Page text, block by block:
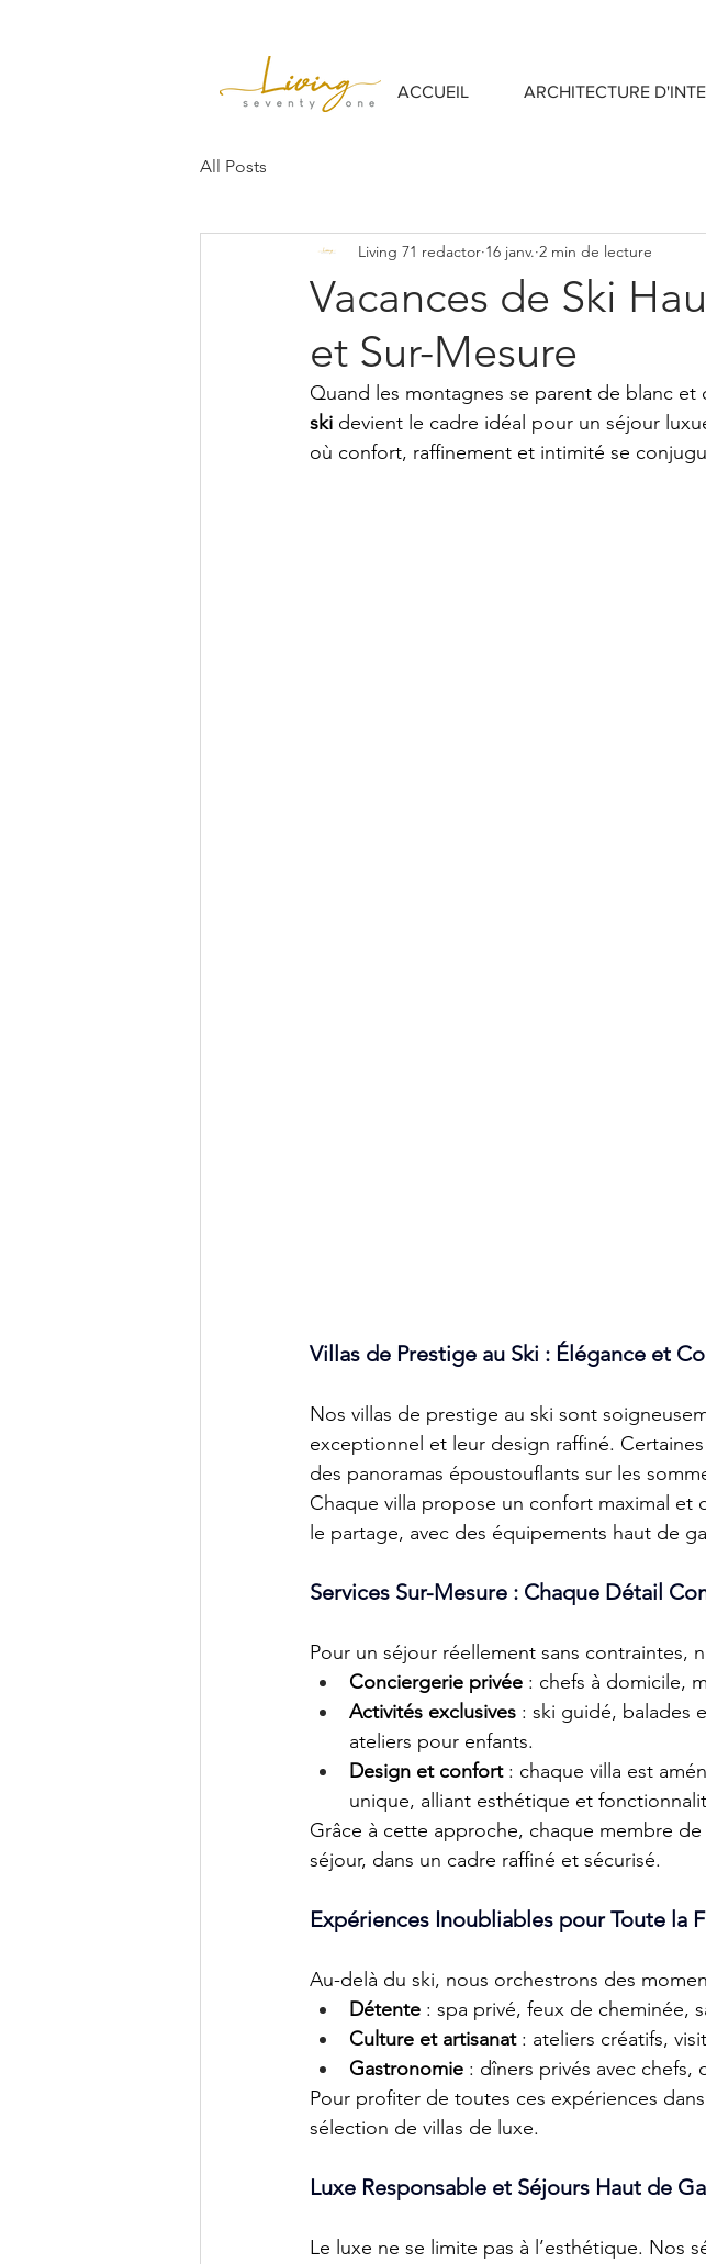
ACCUEIL ARCHITECTURE
All Posts
Vacances de Ski
et Sur-Mesure
Living 71 redactor 16 janv. 2 min de lecture
Quand les montagnes se parent de blanc et
ski devient le cadre idéal pour un séjour
où confort, raffinement et intimité se
Villas de Prestige au Ski : Élégance et
Nos villas de prestige au ski sont
exceptionnel et leur design raffiné.
des panoramas époustouflants sur les
Chaque villa propose un confort maximal
le partage, avec des équipements haut de
Services Sur-Mesure : Chaque Détail
Pour un séjour réellement sans contraintes,
Conciergerie privée : chefs à domicile,
Activités exclusives : ski guidé, balades
ateliers pour enfants.
Design et confort : chaque villa est
unique, alliant esthétique et
Grâce à cette approche, chaque membre
séjour, dans un cadre raffiné et sécurisé.
Expériences Inoubliables pour Toute la
Au-delà du ski, nous orchestrons des
Détente : spa privé, feux de cheminée,
Culture et artisanat : ateliers créatifs,
Gastronomie : dîners privés avec chefs,
Pour profiter de toutes ces expériences
sélection de villas de luxe.
Luxe Responsable et Séjours Haut de
Le luxe ne se limite pas à l’esthétique. Nos